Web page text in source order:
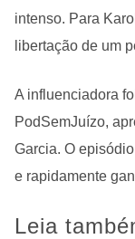
intenso. Para
libertação de um
A influenciadora
PodSemJuízo,
Garcia. O
e rapidamente
Leia